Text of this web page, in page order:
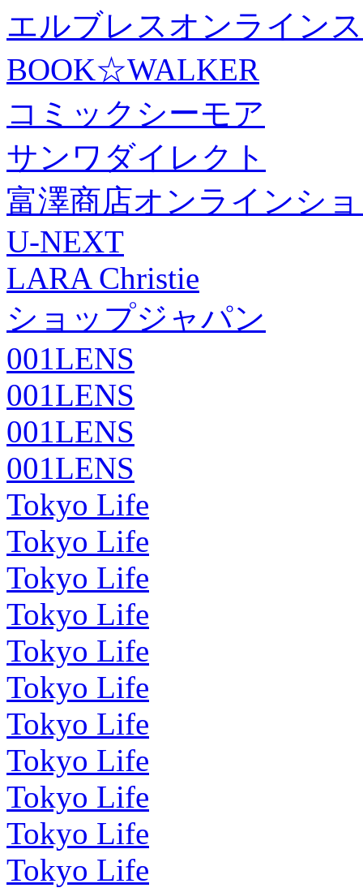
エルブレスオンライン
BOOK☆WALKER
コミックシーモア
サンワダイレクト
富澤商店オンラインシ
U-NEXT
LARA Christie
ショップジャパン
001LENS
001LENS
001LENS
001LENS
Tokyo Life
Tokyo Life
Tokyo Life
Tokyo Life
Tokyo Life
Tokyo Life
Tokyo Life
Tokyo Life
Tokyo Life
Tokyo Life
Tokyo Life